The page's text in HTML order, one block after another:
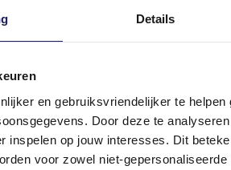
Details
en gebruiksvriendelijker te
Door deze te
inspelen op jouw interesses. Dit
voor zowel niet-